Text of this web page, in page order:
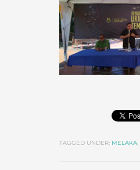
TAGGED UNDER: MELAKA,